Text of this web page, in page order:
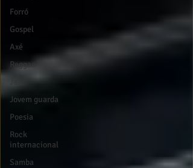
Forró
Gospel
Axé
Reggae
Jovem guarda
Poesia
Rock
internacional
Samba